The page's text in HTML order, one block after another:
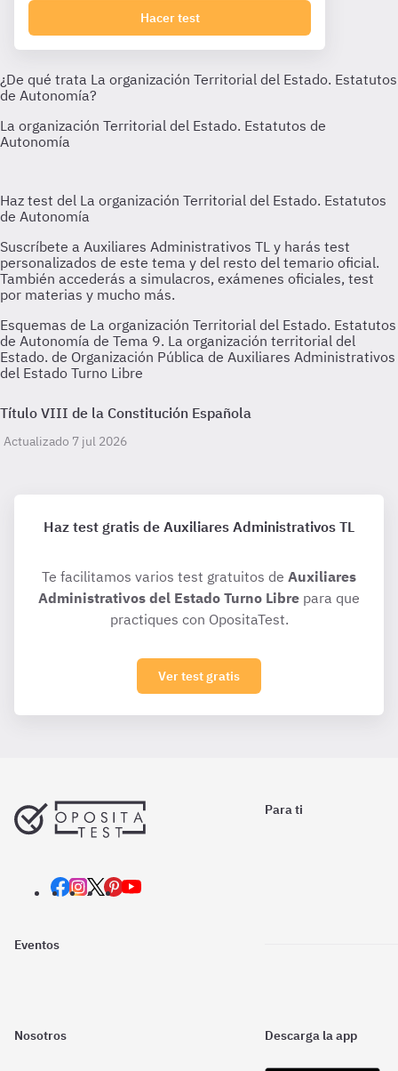
Hacer test
Esquemas de La organización Territorial del Estado. Estatutos
de Autonomía de Tema 9. La organización territorial del
Estado. de Organización Pública de Auxiliares Administrativos
del Estado Turno Libre
Título VIII de la Constitución Española
Actualizado 7 jul 2026
Haz test gratis de Auxiliares Administrativos TL
Te facilitamos varios test gratuitos de Auxiliares
Administrativos del Estado Turno Libre para que
practiques con OpositaTest.
Ver test gratis
Para ti
Eventos
Nosotros Descarga la app